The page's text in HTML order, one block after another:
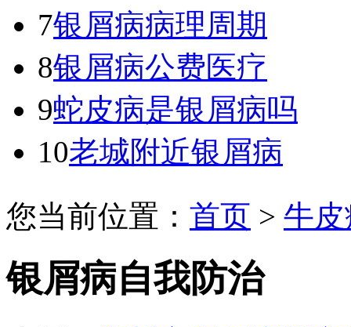
7银屑病病理周期
8银屑病公费医疗
9蛇皮病是银屑病吗
10老城附近银屑病
您当前位置： 首页 > 牛
银屑病自我防治